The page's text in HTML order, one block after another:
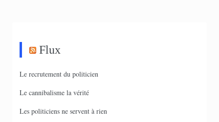
Flux
Le recrutement du politicien
Le cannibalisme la vérité
Les politiciens ne servent à rien